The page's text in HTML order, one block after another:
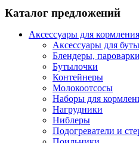
Каталог предложений
Аксессуары для кормления
Аксессуары для
Блендеры,
Бутылочки
Контейнеры
Молокоотсосы
Наборы для
Нагрудники
Ниблеры
Подогреватели и